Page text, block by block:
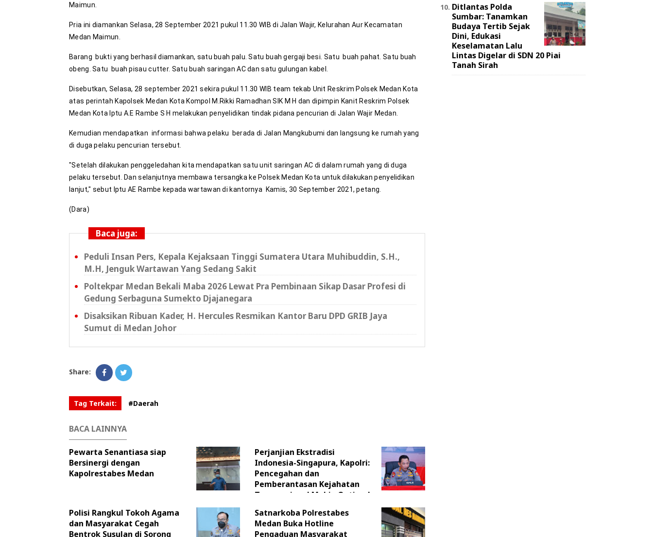
Maimun.
Pria ini diamankan Selasa, 28 September 2021 pukul 11.30 WIB di Jalan Wajir, Kelurahan Aur Kecamatan
Medan Maimun.
Barang bukti yang berhasil diamankan, satu buah palu. Satu buah gergaji besi. Satu buah pahat. Satu buah
obeng. Satu buah pisau cutter. Satu buah saringan AC dan satu gulungan kabel.
Disebutkan, Selasa, 28 september 2021 sekira pukul 11.30 WIB team tekab Unit Reskrim Polsek Medan Kota
atas perintah Kapolsek Medan Kota Kompol M.Rikki Ramadhan SIK M H dan dipimpin Kanit Reskrim Polsek
Medan Kota Iptu A.E Rambe S H melakukan penyelidikan tindak pidana pencurian di Jalan Wajir Medan.
Kemudian mendapatkan informasi bahwa pelaku berada di Jalan Mangkubumi dan langsung ke rumah yang
di duga pelaku pencurian tersebut.
"Setelah dilakukan penggeledahan kita mendapatkan satu unit saringan AC di dalam rumah yang di duga
pelaku tersebut. Dan selanjutnya membawa tersangka ke Polsek Medan Kota untuk dilakukan penyelidikan
lanjut," sebut Iptu AE Rambe kepada wartawan di kantornya Kamis, 30 September 2021, petang.
(Dara)
Baca juga:
Peduli Insan Pers, Kepala Kejaksaan Tinggi Sumatera Utara Muhibuddin, S.H.,
M.H, Jenguk Wartawan Yang Sedang Sakit
Poltekpar Medan Bekali Maba 2026 Lewat Pra Pembinaan Sikap Dasar Profesi di
Gedung Serbaguna Sumekto Djajanegara
Disaksikan Ribuan Kader, H. Hercules Resmikan Kantor Baru DPD GRIB Jaya
Sumut di Medan Johor
Share:
Tag Terkait: #Daerah
BACA LAINNYA
Pewarta Senantiasa siap
Bersinergi dengan
Kapolrestabes Medan
Perjanjian Ekstradisi
Indonesia-Singapura, Kapolri:
Pencegahan dan
Pemberantasan Kejahatan
Transnasional Makin Optimal
Polisi Rangkul Tokoh Agama
dan Masyarakat Cegah
Bentrok Susulan di Sorong
Satnarkoba Polrestabes
Medan Buka Hotline
Pengaduan Masyarakat
Ditlantas Polda
Sumbar: Tanamkan
Budaya Tertib Sejak
Dini, Edukasi
Keselamatan Lalu
Lintas Digelar di SDN 20 Piai
Tanah Sirah